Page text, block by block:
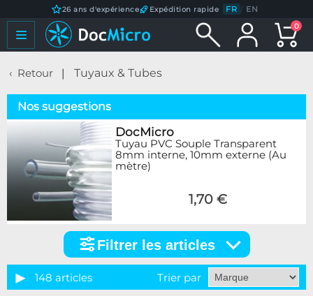
26 ans d'expérience Expédition rapide FR / EN
0
Retour Tuyaux & Tubes
Nos suggestions
DocMicro
Tuyau PVC Souple Transparent
8mm interne, 10mm externe (Au
mètre)
1,70 €
articles
Filtrer les articles
148 articles Trier par